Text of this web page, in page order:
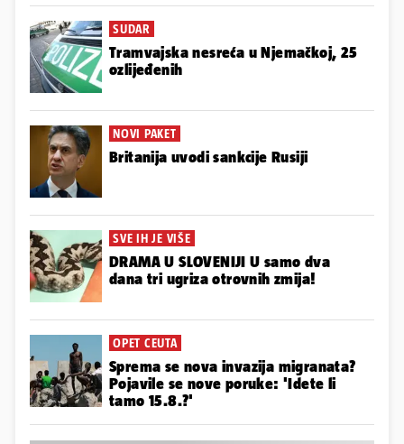
SUDAR
Tramvajska nesreća u Njemačkoj, 25
ozlijeđenih
NOVI PAKET
Britanija uvodi sankcije Rusiji
SVE IH JE VIŠE
DRAMA U SLOVENIJI U samo dva
dana tri ugriza otrovnih zmija!
OPET CEUTA
Sprema se nova invazija migranata?
Pojavile se nove poruke: 'Idete li
tamo 15.8.?'